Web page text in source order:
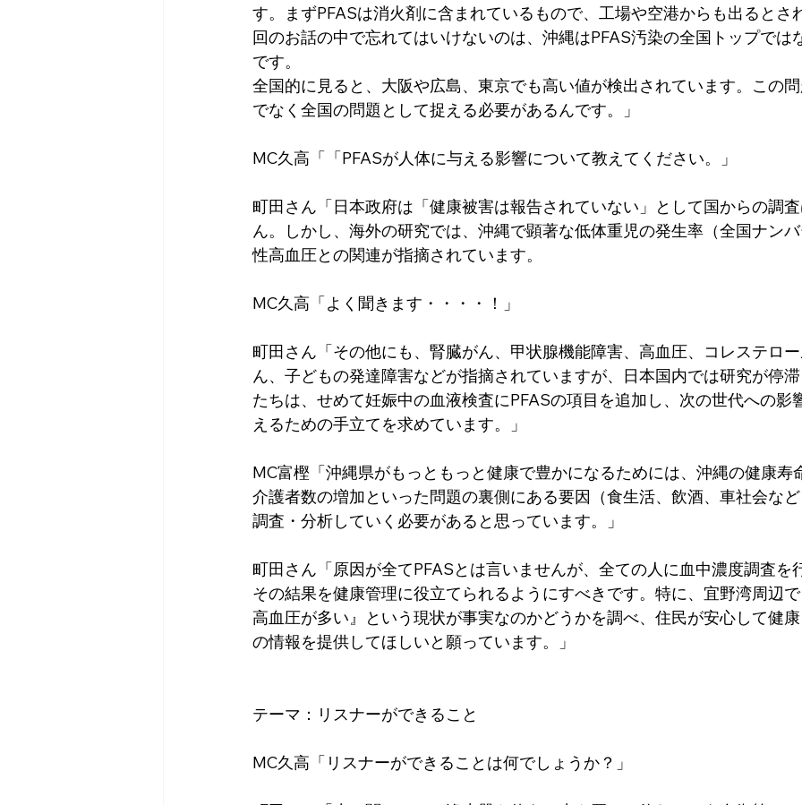
す。まずPFASは消火剤に含まれているもので、工場や空港からも出るとさ
回のお話の中で忘れてはいけないのは、沖縄はPFAS汚染の全国トップでは
です。
全国的に見ると、大阪や広島、東京でも高い値が検出されています。この
でなく全国の問題として捉える必要があるんです。」
MC久高「「PFASが人体に与える影響について教えてください。」
町田さん「日本政府は「健康被害は報告されていない」として国からの調
ん。しかし、海外の研究では、沖縄で顕著な低体重児の発生率（全国ナン
性高血圧との関連が指摘されています。
MC久高「よく聞きます・・・・！」
町田さん「その他にも、腎臓がん、甲状腺機能障害、高血圧、コレステロ
ん、子どもの発達障害などが指摘されていますが、日本国内では研究が停
たちは、せめて妊娠中の血液検査にPFASの項目を追加し、次の世代への影
えるための手立てを求めています。」
MC富樫「沖縄県がもっともっと健康で豊かになるためには、沖縄の健康寿
介護者数の増加といった問題の裏側にある要因（食生活、飲酒、車社会な
調査・分析していく必要があると思っています。」
町田さん「原因が全てPFASとは言いませんが、全ての人に血中濃度調査を
その結果を健康管理に役立てられるようにすべきです。特に、宜野湾周辺
高血圧が多い』という現状が事実なのかどうかを調べ、住民が安心して健
の情報を提供してほしいと願っています。」
テーマ：リスナーができること
MC久高「リスナーができることは何でしょうか？」